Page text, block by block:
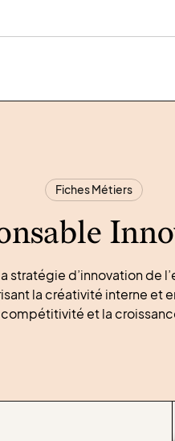
Fiches Métiers
stratégie d’innovation de
la créativité interne et
compétitivité et la